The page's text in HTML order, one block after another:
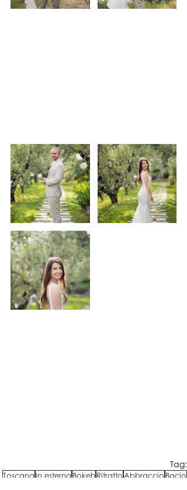
Tag:
Toscana In esterna Bokeh Ritratto Abbraccio Bacio